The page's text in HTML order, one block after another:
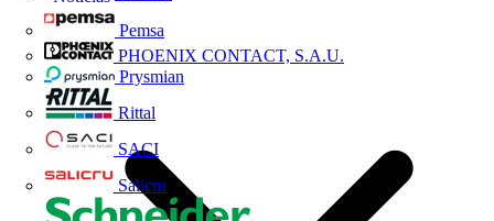
Pemsa
PHOENIX CONTACT, S.A.U.
Prysmian
Rittal
SACI
Salicru